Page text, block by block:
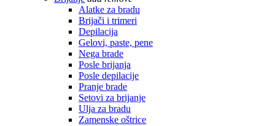
Alatke za bradu
Brijači i trimeri
Depilacija
Gelovi, paste, pene
Nega brade
Posle brijanja
Posle depilacije
Pranje brade
Setovi za brijanje
Ulja za bradu
Zamenske oštrice